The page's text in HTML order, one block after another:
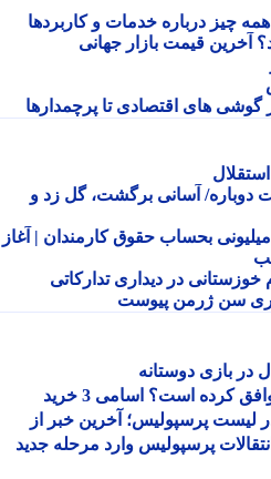
درباره خدمات و کاربردها
قیمت بازار جهانی
های اقتصادی تا پرچمدارها
آسانی برگشت، گل زد و
دولت با واریزی 4 میلیونی بحساب حقوق کارمندان | آغاز
در دیداری تدارکاتی
سن ژرمن پیوست
بازی دوستانه
پرسپولیس با کدام بازیکنان توافق کرده است؟ اسامی 3 خرید
پرسپولیس؛ آخرین خبر از
پرسپولیس وارد مرحله جدید